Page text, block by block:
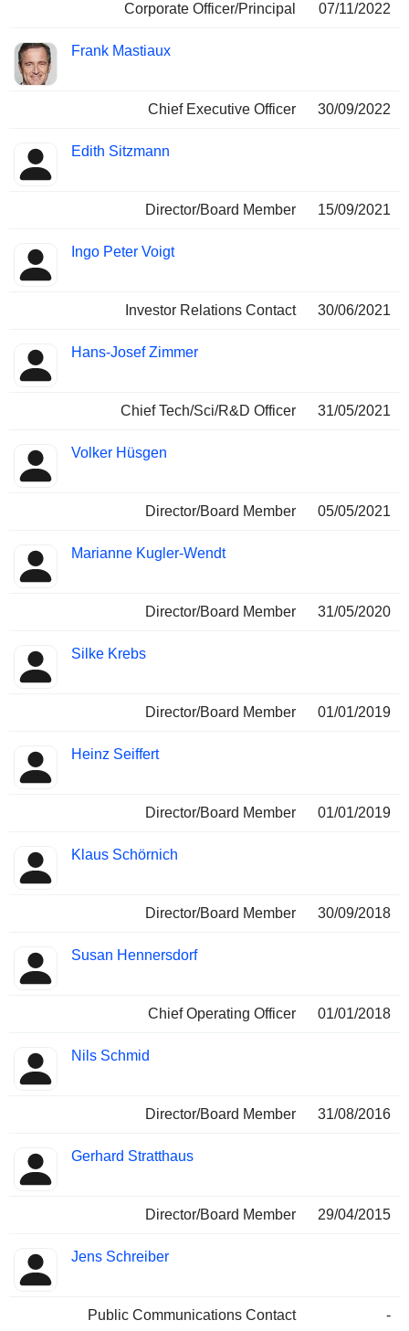
Corporate Officer/Principal
07/11/2022
Frank Mastiaux
Chief Executive Officer 30/09/2022
Edith Sitzmann
Director/Board Member 15/09/2021
Ingo Peter Voigt
Investor Relations Contact 30/06/2021
Hans-Josef Zimmer
Chief Tech/Sci/R&D Officer 31/05/2021
Volker Hüsgen
Director/Board Member 05/05/2021
Marianne Kugler-Wendt
Director/Board Member 31/05/2020
Silke Krebs
Director/Board Member 01/01/2019
Heinz Seiffert
Director/Board Member 01/01/2019
Klaus Schörnich
Director/Board Member 30/09/2018
Susan Hennersdorf
Chief Operating Officer 01/01/2018
Nils Schmid
Director/Board Member 31/08/2016
Gerhard Stratthaus
Director/Board Member 29/04/2015
Jens Schreiber
Public Communications Contact -